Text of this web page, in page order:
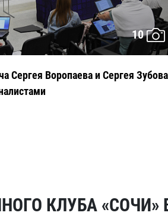
10
Сергея Воропаева и Сергея Зубова
КЛУБА «СОЧИ»